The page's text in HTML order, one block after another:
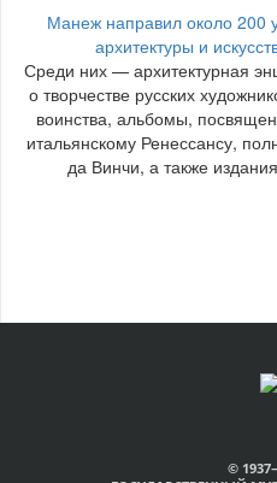
Манеж направил около 200
архитектуры и
Среди них — архитектурная
о творчестве русских
воинства, альбомы,
итальянскому Ренессансу,
да Винчи, а также
©